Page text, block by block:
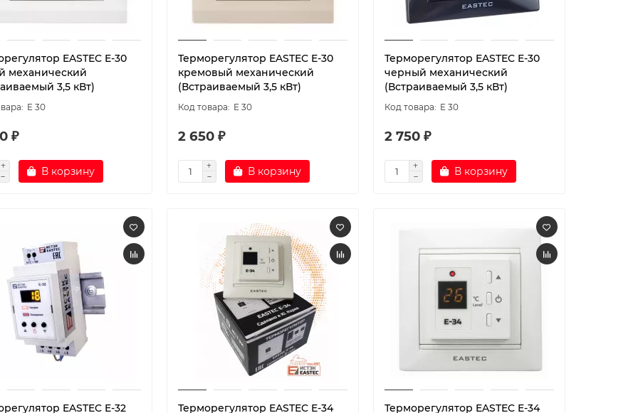
EASTEC E-30
механический
3,5 кВт)
E 30
₽
В корзину
Терморегулятор EASTEC E-30
кремовый механический
(Встраиваемый 3,5 кВт)
E 30
2 650 ₽
В корзину
Терморегулятор EASTEC E-30
черный механический
(Встраиваемый 3,5 кВт)
E 30
2 750 ₽
В корзину
EASTEC E-32
Терморегулятор EASTEC E-34
Терморегулятор EASTEC E-34